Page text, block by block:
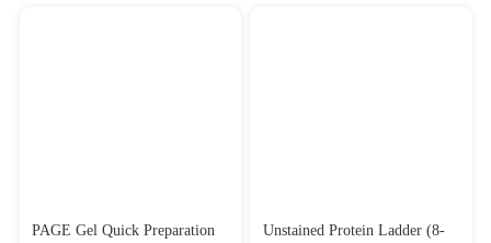
PAGE Gel Quick Preparation
Unstained Protein Ladder (8-